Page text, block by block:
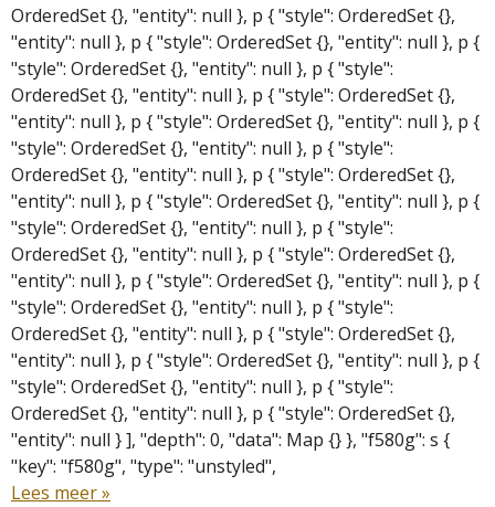
OrderedSet {}, "entity": null }, p { "style": OrderedSet {},
"entity": null }, p { "style": OrderedSet {}, "entity": null }, p {
"style": OrderedSet {}, "entity": null }, p { "style":
OrderedSet {}, "entity": null }, p { "style": OrderedSet {},
"entity": null }, p { "style": OrderedSet {}, "entity": null }, p {
"style": OrderedSet {}, "entity": null }, p { "style":
OrderedSet {}, "entity": null }, p { "style": OrderedSet {},
"entity": null }, p { "style": OrderedSet {}, "entity": null }, p {
"style": OrderedSet {}, "entity": null }, p { "style":
OrderedSet {}, "entity": null }, p { "style": OrderedSet {},
"entity": null }, p { "style": OrderedSet {}, "entity": null }, p {
"style": OrderedSet {}, "entity": null }, p { "style":
OrderedSet {}, "entity": null }, p { "style": OrderedSet {},
"entity": null }, p { "style": OrderedSet {}, "entity": null }, p {
"style": OrderedSet {}, "entity": null }, p { "style":
OrderedSet {}, "entity": null }, p { "style": OrderedSet {},
"entity": null } ], "depth": 0, "data": Map {} }, "f580g": s {
"key": "f580g", "type": "unstyled",
Lees meer »